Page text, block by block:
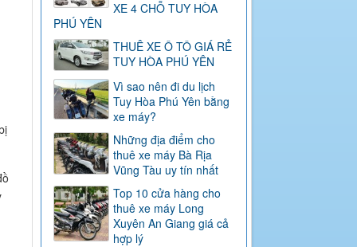
XE 4 CHỖ TUY HÒA
PHÚ YÊN
THUÊ XE Ô TÔ GIÁ RẺ
TUY HÒA PHÚ YÊN
Vì sao nên đi du lịch
Tuy Hòa Phú Yên bằng
xe máy?
Những địa điểm cho
thuê xe máy Bà Rịa
Vũng Tàu uy tín nhất
Top 10 cửa hàng cho
thuê xe máy Long
Xuyên An Giang giá cả
hợp lý